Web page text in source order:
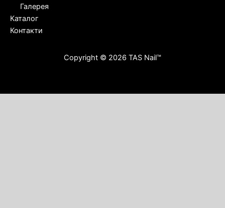
Галерея
Каталог
Контакти
Copyright © 2026 TAS Nail™